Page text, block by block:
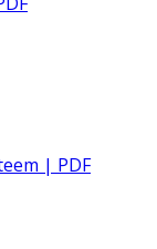
| PDF